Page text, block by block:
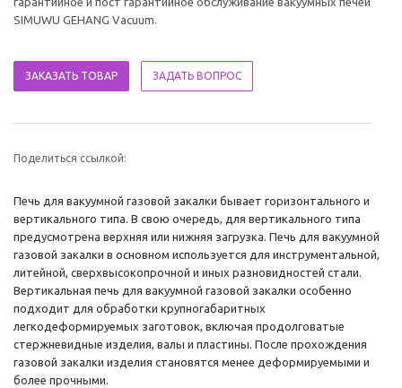
SIMUWU GEHANG Vacuum.
ЗАКАЗАТЬ ТОВАР ЗАДАТЬ ВОПРОС
Поделиться ссылкой:
Печь для вакуумной газовой закалки бывает горизонтального и
вертикального типа. В свою очередь, для вертикального типа
предусмотрена верхняя или нижняя загрузка. Печь для вакуумной
газовой закалки в основном используется для инструментальной,
литейной, сверхвысокопрочной и иных разновидностей стали.
Вертикальная печь для вакуумной газовой закалки особенно
подходит для обработки крупногабаритных
легкодеформируемых заготовок, включая продолговатые
стержневидные изделия, валы и пластины. После прохождения
газовой закалки изделия становятся менее деформируемыми и
более прочными.